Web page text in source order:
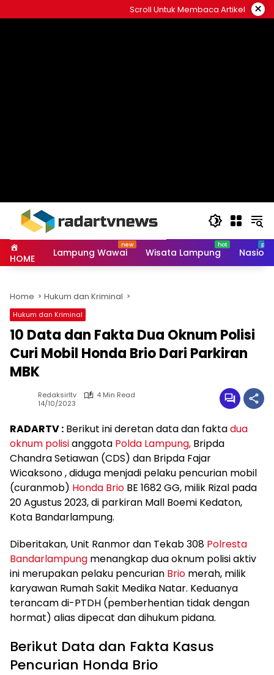
to
Scroll Untuk Membaca Artikel ×
HOME Lampung Wawai Wisata Lampung
Home Hukum dan Kriminal
Hukum dan Kriminal
10 Data dan Fakta Dua Oknum Polisi
Curi Mobil Honda Brio Dari Parkiran
MBK
Redaksirltv
4 Min Read
14/10/2023
RADARTV : Berikut ini deretan data dan faktadua
oknum polisianggota Polda Lampung, Bripda
Chandra Setiawan (CDS) dan Bripda Fajar
Wicaksono , diduga menjadi pelaku pencurian mobil
(curanmob) Honda Brio BE 1682 GG, milik Rizal pada
20 Agustus 2023, di parkiran Mall Boemi Kedaton,
Kota Bandarlampung.
Diberitakan, Unit Ranmor dan Tekab 308 Polresta
Bandarlampung menangkap dua oknum polisi aktiv
ini merupakan pelaku pencurian Brio merah, milik
karyawan Rumah Sakit Medika Natar. Keduanya
terancam di-PTDH (pemberhentian tidak dengan
hormat) alias dipecat dan dihukum pidana.
Berikut Data dan Fakta Kasus
Pencurian Honda Brio